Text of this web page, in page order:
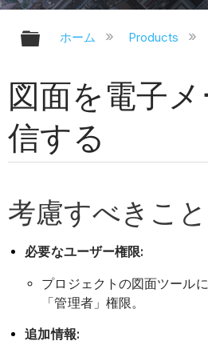
グローバル階層
ホーム Products
図面を電子
信する
考慮すべきこと
必要なユーザー権限:
プロジェクトの図面ツール
「管理者」権限。
追加情報: